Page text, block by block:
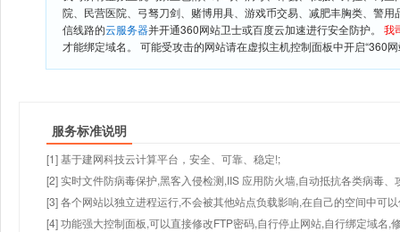
院、民营医院、弓驽刀剑、赌博用具、游戏币交易、减肥丰胸类、警
信线路的云服务器并开通360网站卫士或百度云加速进行安全防护。 我
才能绑定域名。 可能受攻击的网站请在虚拟主机控制面板中开启“360
服务标准说明
[1] 基于建网科技云计算平台，安全、可靠、稳定!;
[2] 实时文件防病毒保护,黑客入侵检测,IIS 应用防火墙,自动抵抗各类病毒、
[3] 各个网站以独立进程运行,不会被其他站点负载影响,在自己的空间中可
[4] 功能强大控制面板,可以直接修改FTP密码,自行停止网站,自行绑定域名,